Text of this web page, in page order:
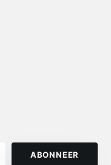
ABONNEER